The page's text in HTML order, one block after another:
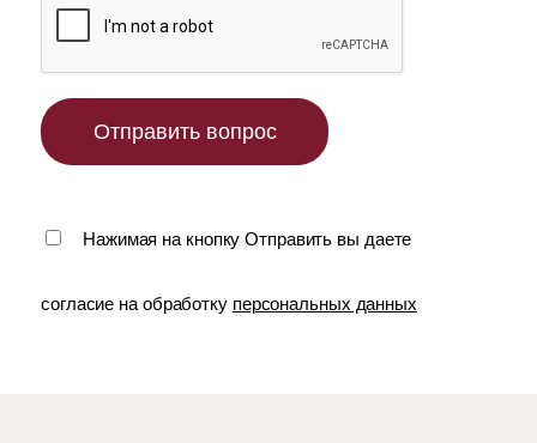
Нажимая на кнопку Отправить вы даете
согласие на обработку персональных данных